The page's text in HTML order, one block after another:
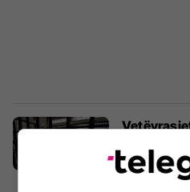
personave
Drejtësi